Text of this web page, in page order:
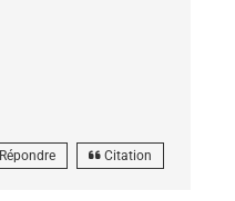
Répondre Citation